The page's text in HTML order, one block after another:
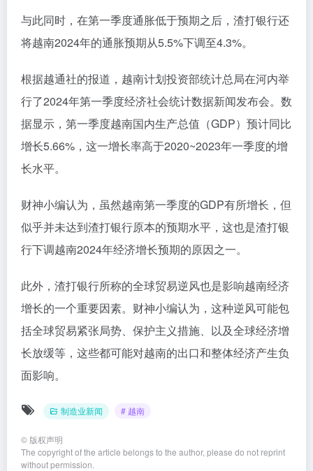
与此同时，在第一季度通胀低于预期之后，渣打银行还
将越南2024年的通胀预期从5.5%下调至4.3%。
根据越通社的报道，越南计划投资部统计总局在河内举
行了2024年第一季度经济社会统计数据新闻发布会。数
据显示，第一季度越南国内生产总值（GDP）预计同比
增长5.66%，这一增长率高于2020~2023年一季度的增
长水平。
财神小编认为，虽然越南第一季度的GDP有所增长，但
似乎并未达到渣打银行原本的预期水平，这也是渣打银
行下调越南2024年经济增长预期的原因之一。
此外，渣打银行所称的全球贸易逆风也是影响越南经济
增长的一个重要因素。财神小编认为，这种逆风可能包
括全球贸易紧张局势、保护主义措施、以及全球经济增
长放缓等，这些都可能对越南的出口和整体经济产生负
面影响。
制造业新闻 # 越南
© 版权声明
The copyright of the article belongs to the author, please do not reprint
without permission.